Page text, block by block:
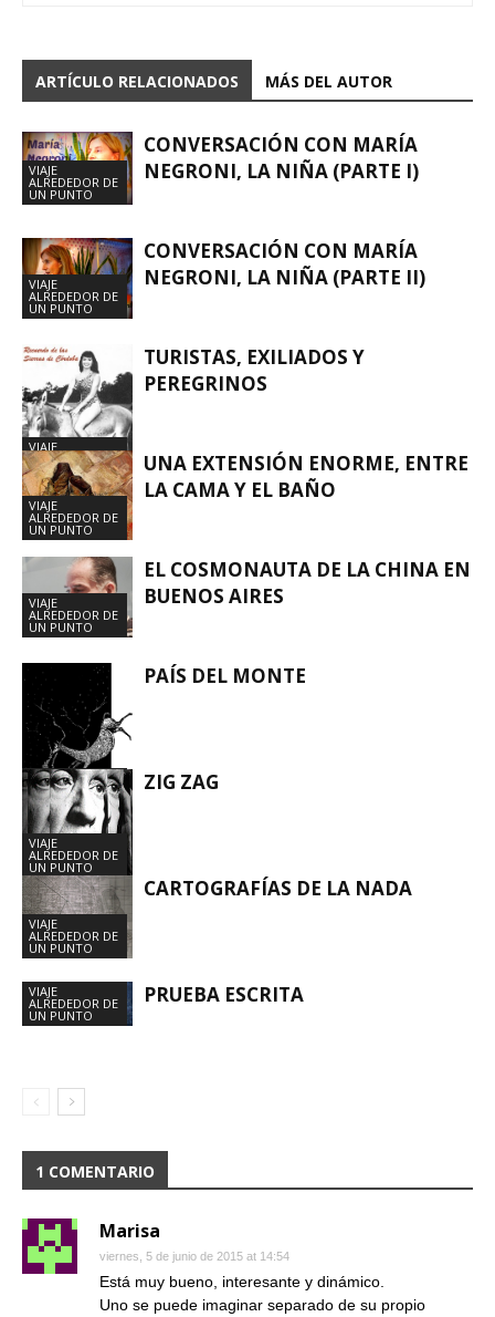
ARTÍCULO RELACIONADOS MÁS DEL AUTOR
VIAJE
ALREDEDOR DE
UN PUNTO
CONVERSACIÓN CON MARÍA
NEGRONI, LA NIÑA (PARTE I)
VIAJE
ALREDEDOR DE
UN PUNTO
CONVERSACIÓN CON MARÍA
NEGRONI, LA NIÑA (PARTE II)
VIAJE
ALREDEDOR DE
UN PUNTO
TURISTAS, EXILIADOS Y
PEREGRINOS
VIAJE
ALREDEDOR DE
UN PUNTO
UNA EXTENSIÓN ENORME, ENTRE
LA CAMA Y EL BAÑO
VIAJE
ALREDEDOR DE
UN PUNTO
EL COSMONAUTA DE LA CHINA EN
BUENOS AIRES
VIAJE
ALREDEDOR DE
UN PUNTO
PAÍS DEL MONTE
VIAJE
ALREDEDOR DE
UN PUNTO
ZIG ZAG
VIAJE
ALREDEDOR DE
UN PUNTO
CARTOGRAFÍAS DE LA NADA
VIAJE
ALREDEDOR DE
UN PUNTO
PRUEBA ESCRITA
1 COMENTARIO
Marisa
viernes, 5 de junio de 2015 at 14:54
Está muy bueno, interesante y dinámico.
Uno se puede imaginar separado de su propio